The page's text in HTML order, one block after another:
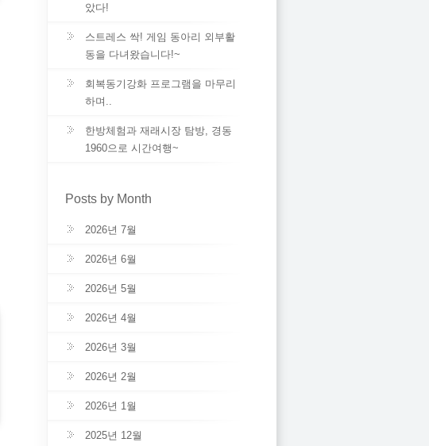
았다!
스트레스 싹! 게임 동아리 외부활
동을 다녀왔습니다!~
회복동기강화 프로그램을 마무리
하며..
한방체험과 재래시장 탐방, 경동
1960으로 시간여행~
Posts by Month
2026년 7월
2026년 6월
2026년 5월
2026년 4월
2026년 3월
2026년 2월
2026년 1월
2025년 12월